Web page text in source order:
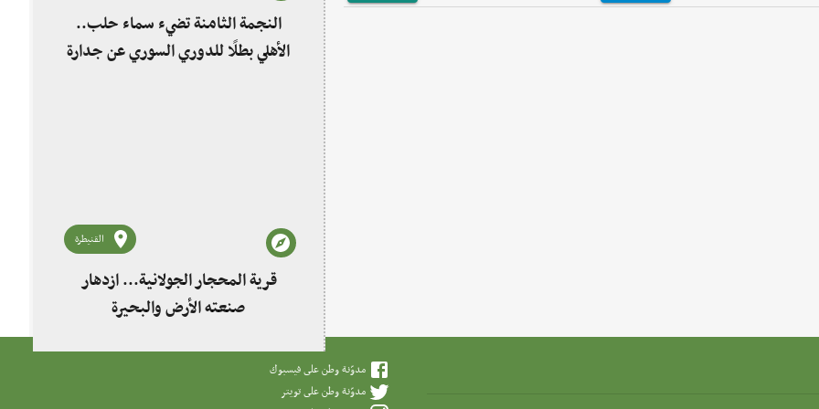
النجمة الثامنة تضيء سماء حلب..
الأهلي بطلًا للدوري السوري عن جدارة
القنيطرة
قرية المحجار الجولانية... ازدهار
صنعته الأرض والبحيرة
مدوّنة وطن على فيسبوك
مدوّنة وطن على تويتر